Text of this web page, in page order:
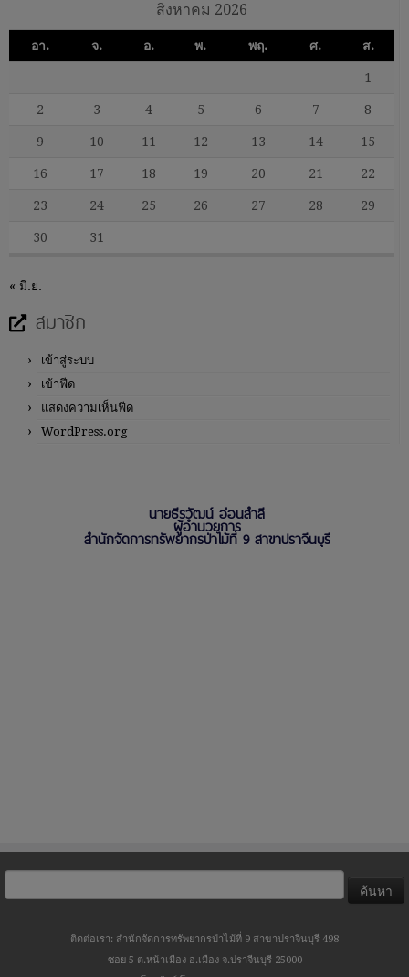
สิงหาคม 2026
อา. จ. อ. พ. พฤ. ศ. ส.
1
2 3 4 5 6 7 8
9 10 11 12 13 14 15
16 17 18 19 20 21 22
23 24 25 26 27 28 29
30 31
« มิ.ย.
สมาชิก
เข้าสู่ระบบ
เข้าฟีด
แสดงความเห็นฟีด
WordPress.org
นายธีรวัฒน์ อ่อนสำลี
ผู้อำนวยการ
สำนักจัดการทรัพยากรป่าไม้ที่ 9 สาขาปราจีนบุรี
สำหรับ:
ติดต่อเรา: สำนักจัดการทรัพยากรป่าไม้ที่ 9 สาขาปราจีนบุรี 498
ซอย 5 ต.หน้าเมือง อ.เมือง จ.ปราจีนบุรี 25000